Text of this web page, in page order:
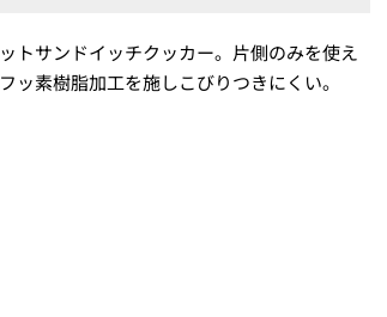
トサンドイッチクッカー。片側のみを使え
素樹脂加工を施しこびりつきにくい。